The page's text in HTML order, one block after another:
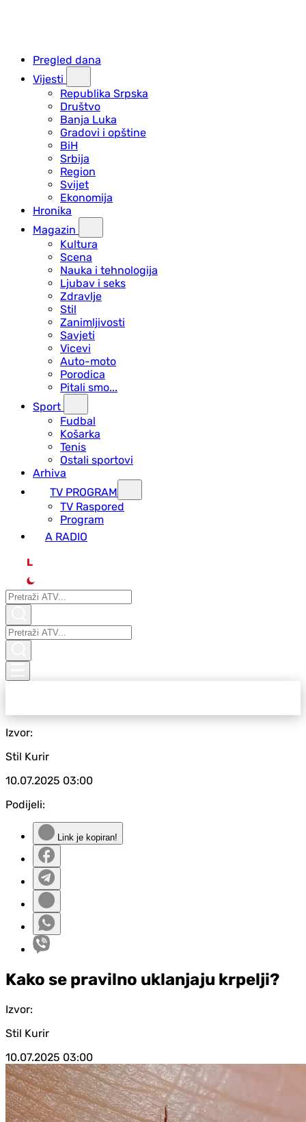
Pregled dana
Vijesti
Republika Srpska
Društvo
Banja Luka
Gradovi i opštine
BiH
Srbija
Region
Svijet
Ekonomija
Hronika
Magazin
Kultura
Scena
Nauka i tehnologija
Ljubav i seks
Zdravlje
Stil
Zanimljivosti
Savjeti
Vicevi
Auto-moto
Porodica
Pitali smo...
Sport
Fudbal
Košarka
Tenis
Ostali sportovi
Arhiva
TV PROGRAM
ТV Raspored
Program
A RADIO
L
Izvor:
Stil Kurir
10.07.2025 03:00
Podijeli:
Link je kopiran!
Kako se pravilno uklanjaju krpelji?
Izvor:
Stil Kurir
10.07.2025 03:00